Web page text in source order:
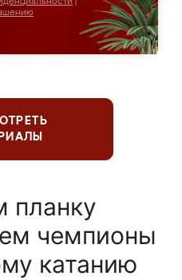
чемпионы
катанию